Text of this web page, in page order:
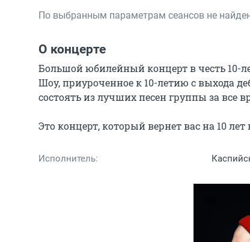
По выбранным параметрам сеансов не
О концерте
Большой юбилейный концерт в честь 10-
Шоу, приуроченное к 10-летию с выхода
состоять из лучших песен группы за все
Это концерт, который вернет вас на 10
Исполнитель: